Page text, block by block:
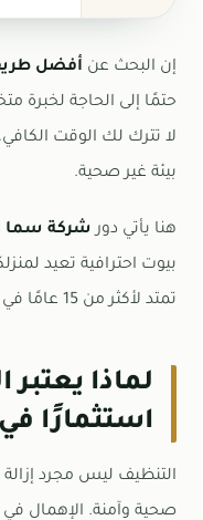
إن البحث عن أفضل
حتمًا إلى الحاجة لخبرة
لا تترك لك الوقت الكافي،
بيئة غير صحية.
هنا يأتي دور شركة سما
بيوت احترافية تعيد
تمتد لأكثر من 15 عامًا في تلبية احتياجات كل بيت في الدمام.
لماذا يعتبر
استثمارًا
التنظيف ليس مجرد إزالة
صحية وآمنة. الإهمال في